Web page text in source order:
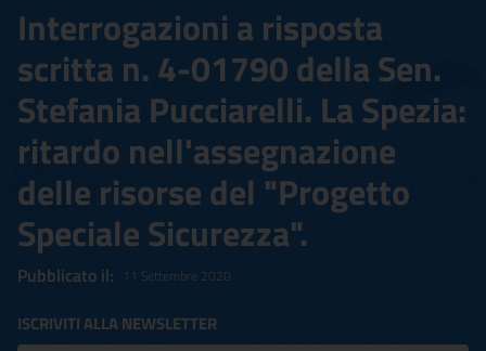
Interrogazioni a risposta
scritta n. 4-01790 della Sen.
Stefania Pucciarelli. La Spezia:
ritardo nell'assegnazione
delle risorse del "Progetto
Speciale Sicurezza".
Pubblicato il: 11 Settembre 2020
ISCRIVITI ALLA NEWSLETTER